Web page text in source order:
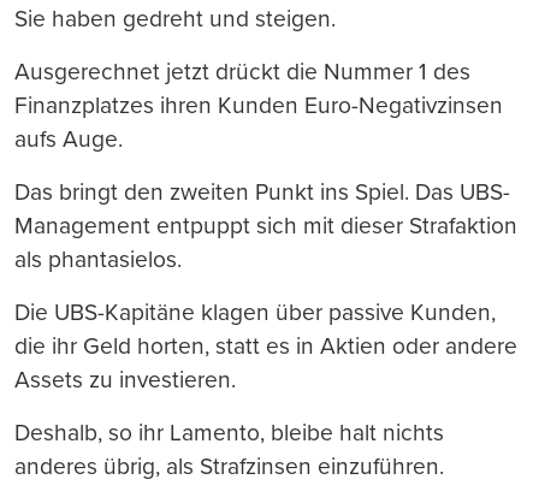
Sie haben gedreht und steigen.
Ausgerechnet jetzt drückt die Nummer 1 des
Finanzplatzes ihren Kunden Euro-Negativzinsen
aufs Auge.
Das bringt den zweiten Punkt ins Spiel. Das UBS-
Management entpuppt sich mit dieser Strafaktion
als phantasielos.
Die UBS-Kapitäne klagen über passive Kunden,
die ihr Geld horten, statt es in Aktien oder andere
Assets zu investieren.
Deshalb, so ihr Lamento, bleibe halt nichts
anderes übrig, als Strafzinsen einzuführen.